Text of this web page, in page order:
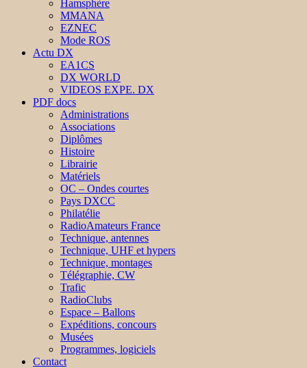
Hamsphère
MMANA
EZNEC
Mode ROS
Actu DX
EA1CS
DX WORLD
VIDEOS EXPE. DX
PDF docs
Administrations
Associations
Diplômes
Histoire
Librairie
Matériels
OC – Ondes courtes
Pays DXCC
Philatélie
RadioAmateurs France
Technique, antennes
Technique, UHF et hypers
Technique, montages
Télégraphie, CW
Trafic
RadioClubs
Espace – Ballons
Expéditions, concours
Musées
Programmes, logiciels
Contact